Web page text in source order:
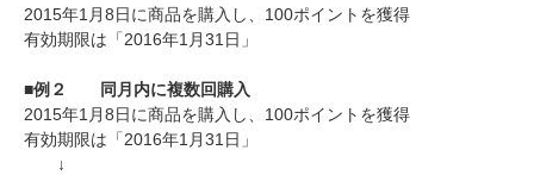
2015年1月8日に商品を購入し、100ポイントを獲得
有効期限は「2016年1月31日」
■例２ 同月内に複数回購入
2015年1月8日に商品を購入し、100ポイントを獲得
有効期限は「2016年1月31日」
↓